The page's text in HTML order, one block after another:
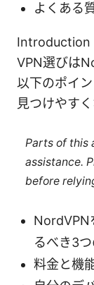
よくある
Introduction
VPN選びは
以下のポイ
見つけやすく
Parts of this
assistance.
before
NordVPN
るべき3
料金と機